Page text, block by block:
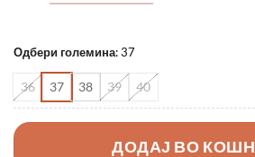
Одбери големина:37
36 37 38 39 40
ДОДАЈ ВО